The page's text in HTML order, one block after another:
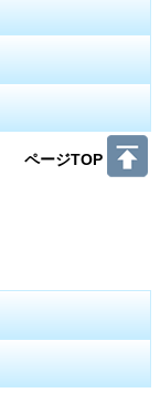
ページTOP